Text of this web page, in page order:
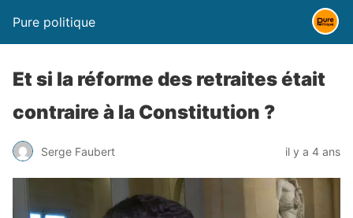
Pure politique
Et si la réforme des retraites était
contraire à la Constitution ?
Serge Faubert il y a 4 ans